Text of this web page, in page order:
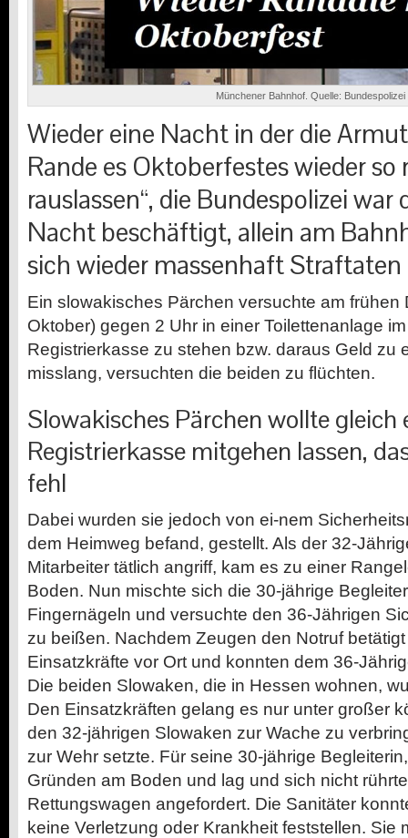
Münchener Bahnhof. Quelle: Bundespolizei
Wieder eine Nacht in der die
Rande es Oktoberfestes wieder so
rauslassen“, die Bundespolizei war
Nacht beschäftigt, allein am
sich wieder massenhaft Straftaten
Ein slowakisches Pärchen versuchte am frühen
Oktober) gegen 2 Uhr in einer Toilettenanlage
Registrierkasse zu stehen bzw. daraus Geld zu
misslang, versuchten die beiden zu flüchten.
Slowakisches Pärchen wollte gleich
Registrierkasse mitgehen lassen,
fehl
Dabei wurden sie jedoch von ei-nem
dem Heimweg befand, gestellt. Als der 32-
Mitarbeiter tätlich angriff, kam es zu einer
Boden. Nun mischte sich die 30-jährige
Fingernägeln und versuchte den 36-Jährigen
zu beißen. Nachdem Zeugen den Notruf
Einsatzkräfte vor Ort und konnten dem 36-
Die beiden Slowaken, die in Hessen wohnen,
Den Einsatzkräften gelang es nur unter großer
den 32-jährigen Slowaken zur Wache zu
zur Wehr setzte. Für seine 30-jährige
Gründen am Boden und lag und sich nicht
Rettungswagen angefordert. Die Sanitäter
keine Verletzung oder Krankheit feststellen. Sie